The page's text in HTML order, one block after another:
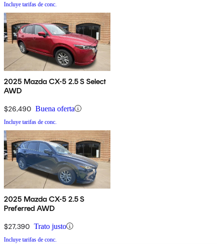
Incluye tarifas de conc.
2025 Mazda CX-5 2.5 S Select
AWD
$26,490 Buena oferta
Incluye tarifas de conc.
2025 Mazda CX-5 2.5 S
Preferred AWD
$27,390 Trato justo
Incluye tarifas de conc.